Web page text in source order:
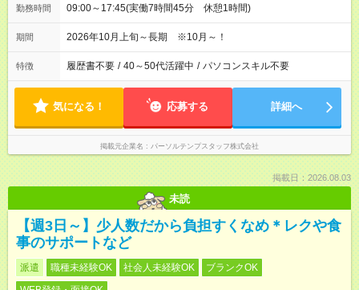
勤務時間 09:00～17:45(実働7時間45分 休憩1時間)
期間 2026年10月上旬～長期 ※10月～！
特徴 履歴書不要 / 40～50代活躍中 / パソコンスキル不要
気になる！ 応募する 詳細へ
掲載元企業名 パーソルテンプスタッフ株式会社
掲載日：2026.08.03
未読
【週3日～】少人数だから負担すくなめ＊レクや食
事のサポートなど
派遣 職種未経験OK 社会人未経験OK
ブランクOK